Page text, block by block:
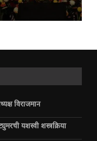
विराजमान
यशस्वी शस्त्रक्रिया